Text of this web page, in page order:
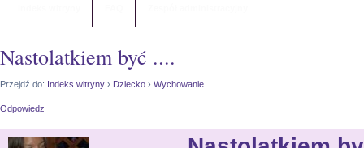
Nastolatkiem być ....
Przejdź do: Indeks witryny › Dziecko › Wychowanie
Odpowiedz